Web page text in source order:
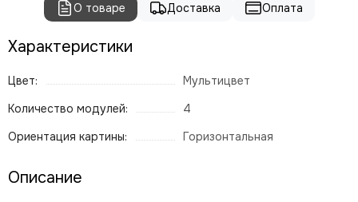
О товаре Доставка Оплата
Характеристики
Цвет:
Мультицвет
Количество модулей:
4
Ориентация картины:
Горизонтальная
Описание